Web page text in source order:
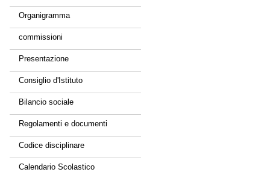
Organigramma
commissioni
Presentazione
Consiglio d'Istituto
Bilancio sociale
Regolamenti e documenti
Codice disciplinare
Calendario Scolastico